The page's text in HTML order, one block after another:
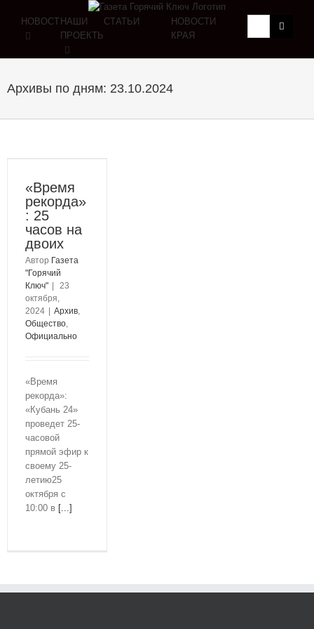
НОВОСТИНАШИ
ПРОЕКТЫ
СТАТЬИ
НОВОСТИ
КРАЯ
Архивы по дням: 23.10.2024
«Время
рекорда»
: 25
часов на
двоих
Автор Газета
"Горячий
Ключ" |
23
октября,
2024 | Архив
Общество
Официально
«Время
рекорда»:
«Кубань 24»
проведет 25-
часовой
прямой эфир к
своему 25-
летию25
октября с
10:00 в [...]